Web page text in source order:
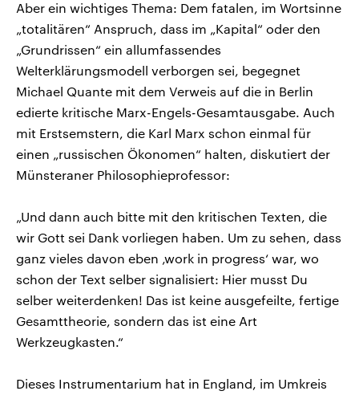
Aber ein wichtiges Thema: Dem fatalen, im Wortsinne
„totalitären“ Anspruch, dass im „Kapital“ oder den
„Grundrissen“ ein allumfassendes
Welterklärungsmodell verborgen sei, begegnet
Michael Quante mit dem Verweis auf die in Berlin
edierte kritische Marx-Engels-Gesamtausgabe. Auch
mit Erstsemstern, die Karl Marx schon einmal für
einen „russischen Ökonomen“ halten, diskutiert der
Münsteraner Philosophieprofessor:
„Und dann auch bitte mit den kritischen Texten, die
wir Gott sei Dank vorliegen haben. Um zu sehen, dass
ganz vieles davon eben ‚work in progress‘ war, wo
schon der Text selber signalisiert: Hier musst Du
selber weiterdenken! Das ist keine ausgefeilte, fertige
Gesamttheorie, sondern das ist eine Art
Werkzeugkasten.“
Dieses Instrumentarium hat in England, im Umkreis